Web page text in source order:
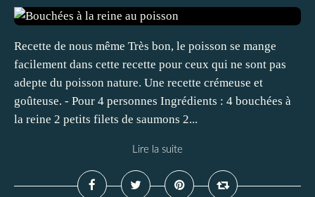
Recette de nous même Très bon, le poisson se mange
facilement dans cette recette pour ceux qui ne sont pas
adepte du poisson nature. Une recette crémeuse et
goûteuse. - Pour 4 personnes Ingrédients : 4 bouchées à
la reine 2 petits filets de saumons 2...
Lire la suite